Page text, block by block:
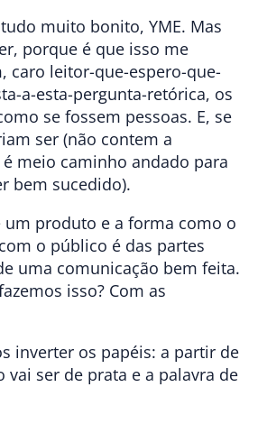
muito bonito, YME. Mas
porque é que isso me
caro leitor-que-espero-que-
a-esta-pergunta-retórica, os
se fossem pessoas. E, se
ser (não contem a
meio caminho andado para
bem sucedido).
um produto e a forma como o
o público é das partes
uma comunicação bem feita.
isso? Com as
inverter os papéis: a partir de
vai ser de prata e a palavra de